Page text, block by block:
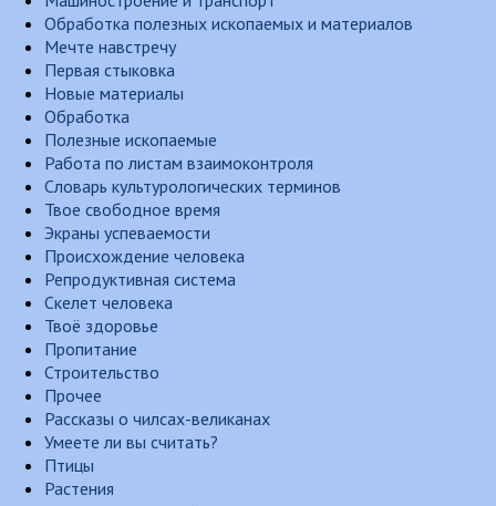
Обработка полезных ископаемых и материалов
Мечте навстречу
Первая стыковка
Новые материалы
Обработка
Полезные ископаемые
Работа по листам взаимоконтроля
Словарь культурологических терминов
Твое свободное время
Экраны успеваемости
Происхождение человека
Репродуктивная система
Скелет человека
Твоё здоровье
Пропитание
Строительство
Прочее
Рассказы о чилсах-великанах
Умеете ли вы считать?
Птицы
Растения